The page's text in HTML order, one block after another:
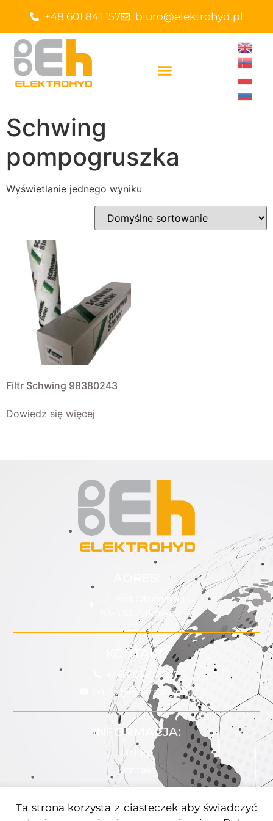
+48 601 841 157 biuro@elektrohyd.pl
Schwing
pompogruszka
Wyświetlanie jednego wyniku
Filtr Schwing 98380243
Dowiedz się więcej
ul. Pod Otomino 1
83-330 Żukowo
KONTAKT:
+48 601 841 157
biuro@elektrohyd.pl
INFORMACJA:
Usługi
Kontakt
POMOC:
Ta strona korzysta z ciasteczek aby świadczyć